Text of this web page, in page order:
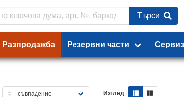
Търси
Разпродажба Резервни части Сервиз
Изглед